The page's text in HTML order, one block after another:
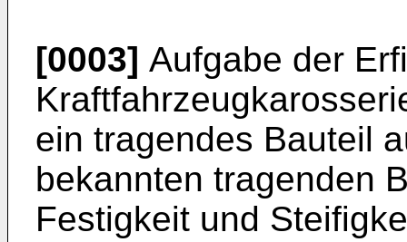
[0003] Aufgabe der
ein tragendes Bauteil
bekannten tragenden
Festigkeit und